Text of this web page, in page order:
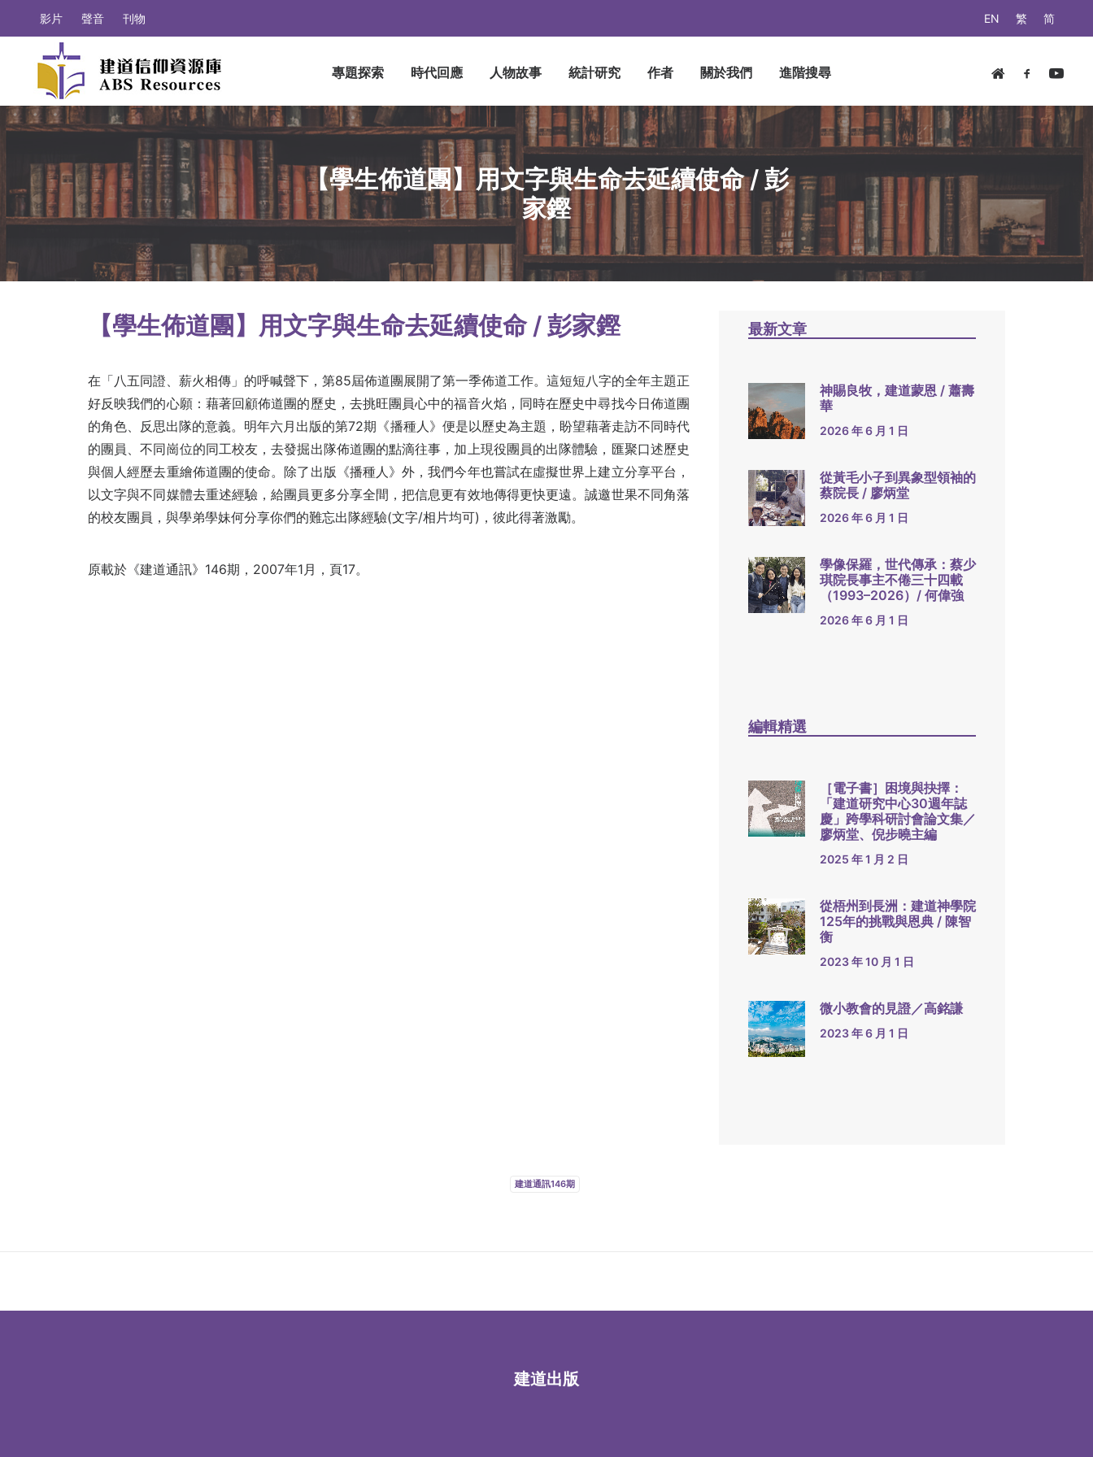
EN 繁 简
影片 聲音 刊物
專題探索 時代回應 人物故事 統計研究 作者 關於我們 進階搜尋
【學生佈道團】用文字與生命去延續使命 / 彭
家鏗
【學生佈道團】用文字與生命去延續使命 / 彭家鏗
在「八五同證、薪火相傳」的呼喊聲下，第85屆佈道團展開了第一季佈道工作。這短短八字的全年主題正
好反映我們的心願：藉著回顧佈道團的歷史，去挑旺團員心中的福音火焰，同時在歷史中尋找今日佈道團
的角色、反思出隊的意義。明年六月出版的第72期《播種人》便是以歷史為主題，盼望藉著走訪不同時代
的團員、不同崗位的同工校友，去發掘出隊佈道團的點滴往事，加上現役團員的出隊體驗，匯聚口述歷史
與個人經歷去重繪佈道團的使命。除了出版《播種人》外，我們今年也嘗試在虛擬世界上建立分享平台，
以文字與不同媒體去重述經驗，給團員更多分享全間，把信息更有效地傳得更快更遠。誠邀世果不同角落
的校友團員，與學弟學妹何分享你們的難忘出隊經驗(文字/相片均可)，彼此得著激勵。
原載於《建道通訊》146期，2007年1月，頁17。
最新文章
神賜良牧，建道蒙恩 / 蕭壽
華
2026 年 6 月 1 日
從黃毛小子到異象型領袖的
蔡院長 / 廖炳堂
2026 年 6 月 1 日
學像保羅，世代傳承：蔡少
琪院長事主不倦三十四載
（1993–2026）/ 何偉強
2026 年 6 月 1 日
編輯精選
［電子書］困境與抉擇：
「建道研究中心30週年誌
慶」跨學科研討會論文集／
廖炳堂、倪步曉主編
2025 年 1 月 2 日
從梧州到長洲：建道神學院
125年的挑戰與恩典 / 陳智
衡
2023 年 10 月 1 日
微小教會的見證／高銘謙
2023 年 6 月 1 日
建道通訊146期
建道出版